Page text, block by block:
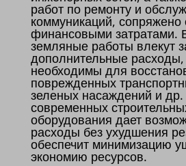
работ по ремонту и
коммуникаций,
финансовыми затратами.
земляные работы влекут
дополнительные
необходимы для
поврежденных
зеленых насаждений и
современных
оборудования дает
расходы без ухудшения
обеспечит минимизацию
экономию ресурсов.